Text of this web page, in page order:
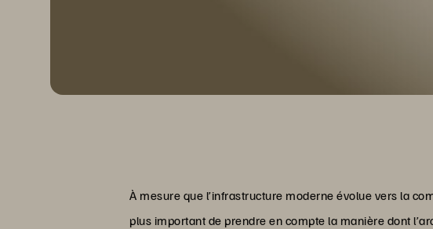
À mesure que l’infrastructure moderne évolue vers la
plus important de prendre en compte la manière dont